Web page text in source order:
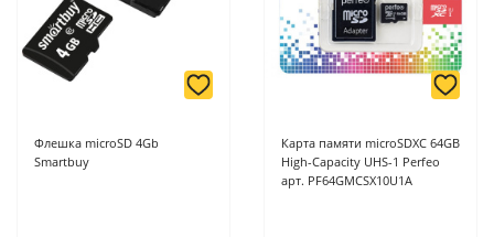
Флешка microSD 4Gb
Smartbuy
Карта памяти microSDXC 64GB
High-Capacity UHS-1 Perfeo
арт. PF64GMCSX10U1A